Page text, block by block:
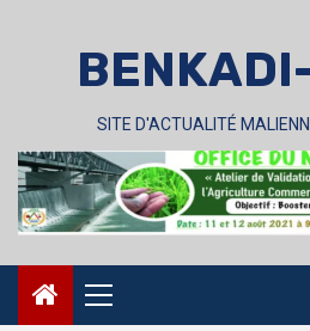
SITE D'ACTUALITÉ
Primary
Menu